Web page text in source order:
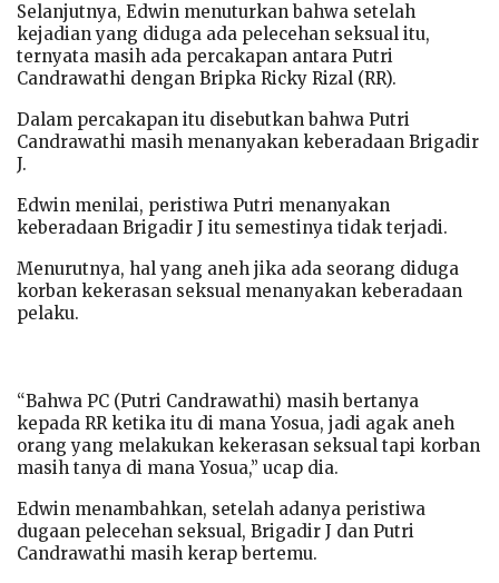
Selanjutnya, Edwin menuturkan bahwa setelah
kejadian yang diduga ada pelecehan seksual itu,
ternyata masih ada percakapan antara Putri
Candrawathi dengan Bripka Ricky Rizal (RR).
Dalam percakapan itu disebutkan bahwa Putri
Candrawathi masih menanyakan keberadaan Brigadir
J.
Edwin menilai, peristiwa Putri menanyakan
keberadaan Brigadir J itu semestinya tidak terjadi.
Menurutnya, hal yang aneh jika ada seorang diduga
korban kekerasan seksual menanyakan keberadaan
pelaku.
“Bahwa PC (Putri Candrawathi) masih bertanya
kepada RR ketika itu di mana Yosua, jadi agak aneh
orang yang melakukan kekerasan seksual tapi korban
masih tanya di mana Yosua,” ucap dia.
Edwin menambahkan, setelah adanya peristiwa
dugaan pelecehan seksual, Brigadir J dan Putri
Candrawathi masih kerap bertemu.